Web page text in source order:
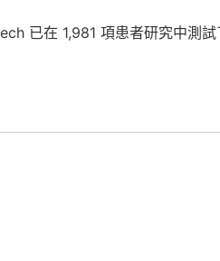
已在 1,981 項患者研究中測